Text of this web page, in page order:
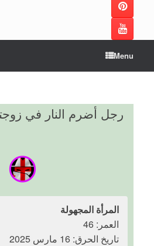
Menu
رجل أضرم النار في
المرأة المجهولة
العمر: 46
تاريخ الحرق: 16 مارس 2025